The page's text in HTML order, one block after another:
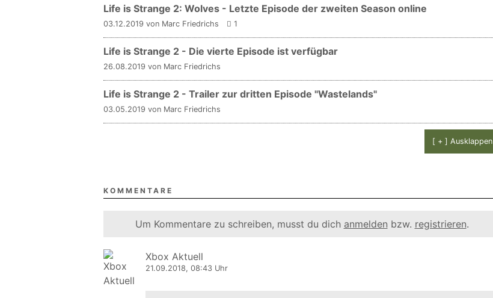
Life is Strange 2: Wolves - Letzte Episode der zweiten Season online
03.12.2019 von Marc Friedrichs 1
Life is Strange 2 - Die vierte Episode ist verfügbar
26.08.2019 von Marc Friedrichs
Life is Strange 2 - Trailer zur dritten Episode "Wastelands"
03.05.2019 von Marc Friedrichs
[ + ] Ausklappen
KOMMENTARE
Um Kommentare zu schreiben, musst du dich anmelden bzw. registrieren.
Xbox Aktuell
21.09.2018, 08:43 Uhr